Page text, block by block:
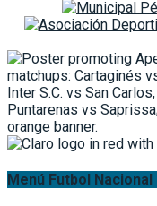
Menú Futbol Nacional